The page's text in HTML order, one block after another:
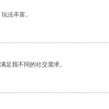
法丰富。
足我不同的社交需求。